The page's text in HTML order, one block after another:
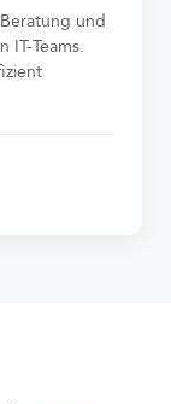
und
IT-Teams.